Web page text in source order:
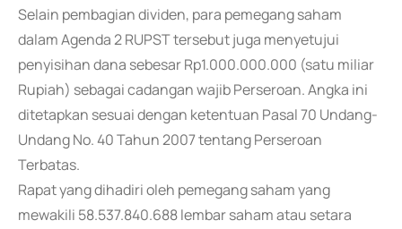
Selain pembagian dividen, para pemegang saham
dalam Agenda 2 RUPST tersebut juga menyetujui
penyisihan dana sebesar Rp1.000.000.000 (satu miliar
Rupiah) sebagai cadangan wajib Perseroan. Angka ini
ditetapkan sesuai dengan ketentuan Pasal 70 Undang-
Undang No. 40 Tahun 2007 tentang Perseroan
Terbatas.
Rapat yang dihadiri oleh pemegang saham yang
mewakili 58.537.840.688 lembar saham atau setara